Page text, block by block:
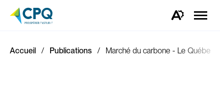
Ouvrez
d'accessibilité.
la
Accueil Publications Marché du carbone - Le Québec